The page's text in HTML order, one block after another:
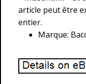
article peut être
entier.
Marque: